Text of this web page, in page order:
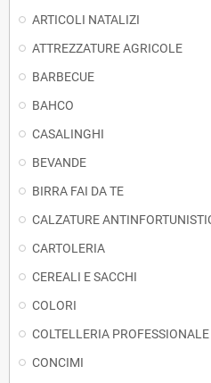
ARTICOLI NATALIZI
ATTREZZATURE AGRICOLE
BARBECUE
BAHCO
CASALINGHI
BEVANDE
BIRRA FAI DA TE
CALZATURE
CARTOLERIA
CEREALI E SACCHI
COLORI
COLTELLERIA PROFESSIONALE
CONCIMI